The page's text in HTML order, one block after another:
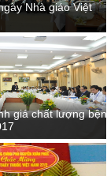
Nhà giáo Việt
giá chất lượng